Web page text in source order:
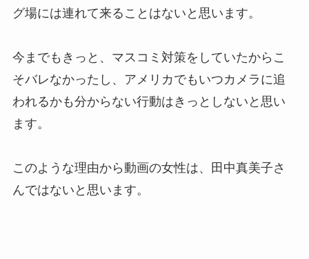
グ場には連れて来ることはないと思います。
今までもきっと、マスコミ対策をしていたからこ
そバレなかったし、アメリカでもいつカメラに追
われるかも分からない行動はきっとしないと思い
ます。
このような理由から動画の女性は、田中真美子さ
んではないと思います。